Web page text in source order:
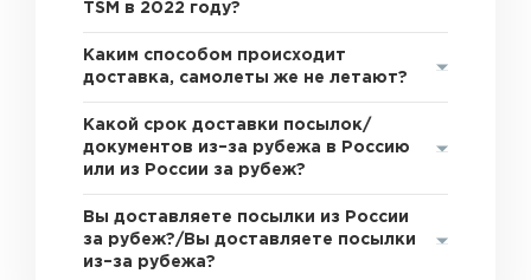
TSM в 2022 году?
Каким способом происходит
доставка, самолеты же не летают?
Какой срок доставки посылок/
документов из–за рубежа в Россию
или из России за рубеж?
Вы доставляете посылки из России
за рубеж?/Вы доставляете посылки
из–за рубежа?